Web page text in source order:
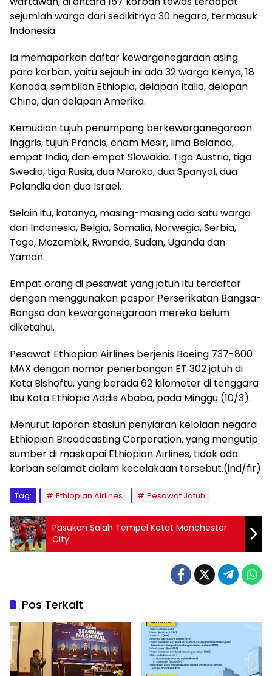
sejumlah warga dari sedikitnya 30 negara, termasuk
Indonesia.
Ia memaparkan daftar kewarganegaraan asing
para korban, yaitu sejauh ini ada 32 warga Kenya, 18
Kanada, sembilan Ethiopia, delapan Italia, delapan
China, dan delapan Amerika.
Kemudian tujuh penumpang berkewarganegaraan
Inggris, tujuh Prancis, enam Mesir, lima Belanda,
empat India, dan empat Slowakia. Tiga Austria, tiga
Swedia, tiga Rusia, dua Maroko, dua Spanyol, dua
Polandia dan dua Israel.
Selain itu, katanya, masing-masing ada satu warga
dari Indonesia, Belgia, Somalia, Norwegia, Serbia,
Togo, Mozambik, Rwanda, Sudan, Uganda dan
Yaman.
Empat orang di pesawat yang jatuh itu terdaftar
dengan menggunakan paspor Perserikatan Bangsa-
Bangsa dan kewarganegaraan mereka belum
diketahui.
Pesawat Ethiopian Airlines berjenis Boeing 737-800
MAX dengan nomor penerbangan ET 302 jatuh di
Kota Bishoftu, yang berada 62 kilometer di tenggara
Ibu Kota Ethiopia Addis Ababa, pada Minggu (10/3).
Menurut laporan stasiun penyiaran kelolaan negara
Ethiopian Broadcasting Corporation, yang mengutip
sumber di maskapai Ethiopian Airlines, tidak ada
korban selamat dalam kecelakaan tersebut.(ind/fir)
Tag: Ethiopian Airlines Pesawat Jatuh
Pasukan Salah Tempel Ketat Manchester
City
Pos Terkait